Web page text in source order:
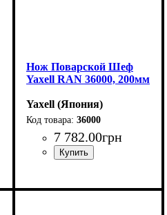
Нож Поварской Шеф
Yaxell RAN 36000, 200мм
Yaxell (Япония)
36000
7 782.00грн